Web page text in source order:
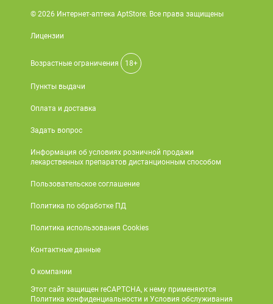
© 2026 Интернет-аптека AptStore. Все права защищены
Лицензии
Возрастные ограничения 18+
Пункты выдачи
Оплата и доставка
Задать вопрос
Информация об условиях розничной продажи
лекарственных препаратов дистанционным способом
Пользовательское соглашение
Политика по обработке ПД
Политика использования Cookies
Контактные данные
О компании
Этот сайт защищен reCAPTCHA, к нему применяются
Политика конфиденциальности и Условия обслуживания